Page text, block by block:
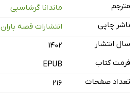
اتاق مرموز
آخرین فرار
با کمک یک زن
پرونده ام جی اچ
مترجم
ماندانا گرشاسبی
ناشر چاپی
انتشارات قصه باران
سال انتشار
۱۴۰۲
فرمت کتاب
EPUB
تعداد صفحات
216